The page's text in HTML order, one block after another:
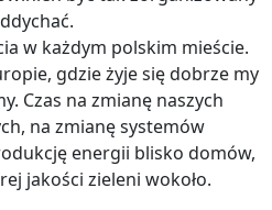
w każdym polskim mieście.
gdzie żyje się dobrze my
Czas na zmianę naszych
na zmianę systemów
energii blisko domów,
jakości zieleni wokoło.